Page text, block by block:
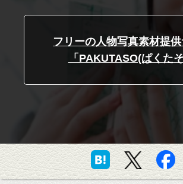
フリーの人物写真素材提供
「PAKUTASO(ぱくたそ